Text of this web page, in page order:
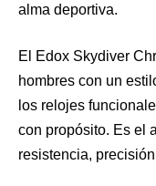
alma deportiva.
El Edox Skydiver
hombres con un
los relojes
con propósito. Es el
resistencia,